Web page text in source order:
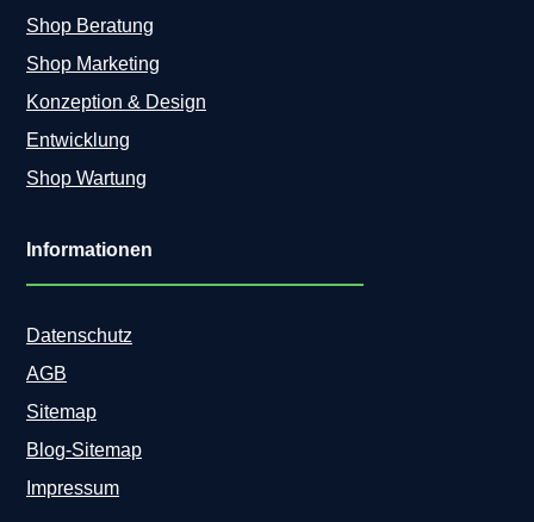
Shop Beratung
Shop Marketing
Konzeption & Design
Entwicklung
Shop Wartung
Informationen
Datenschutz
AGB
Sitemap
Blog-Sitemap
Impressum